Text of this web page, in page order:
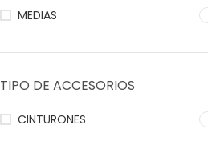
MEDIAS
TIPO DE ACCESORIOS
CINTURONES